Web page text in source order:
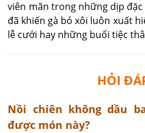
viên mãn trong những dịp
đã khiến gà bó xôi luôn xuất
lễ cưới hay những buổi tiệc
HỎI
​Nồi chiên không dầu
được món này?